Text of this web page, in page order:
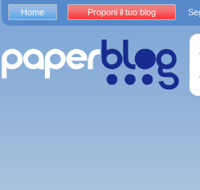
Home Proponi il tuo blog